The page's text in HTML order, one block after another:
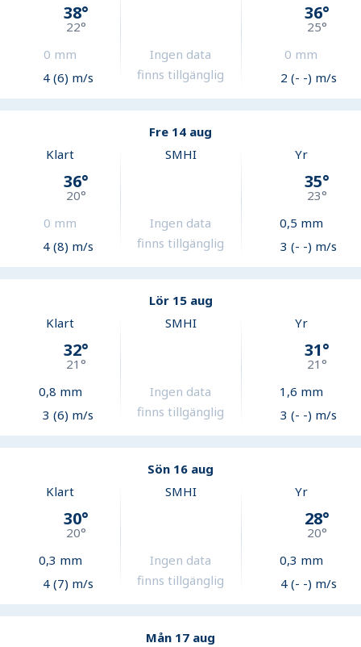
38°
22°
0 mm
4 (6) m/s
Ingen data
finns tillgänglig
36°
25°
0 mm
2 (- -) m/s
Fre 14 aug
Klart
36°
20°
0 mm
4 (8) m/s
SMHI
Ingen data
finns tillgänglig
Yr
35°
23°
0,5 mm
3 (- -) m/s
Lör 15 aug
Klart
32°
21°
0,8 mm
3 (6) m/s
SMHI
Ingen data
finns tillgänglig
Yr
31°
21°
1,6 mm
3 (- -) m/s
Sön 16 aug
Klart
30°
20°
0,3 mm
4 (7) m/s
SMHI
Ingen data
finns tillgänglig
Yr
28°
20°
0,3 mm
4 (- -) m/s
Mån 17 aug